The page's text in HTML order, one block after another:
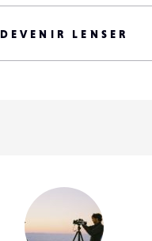
DEVENIR LENSER